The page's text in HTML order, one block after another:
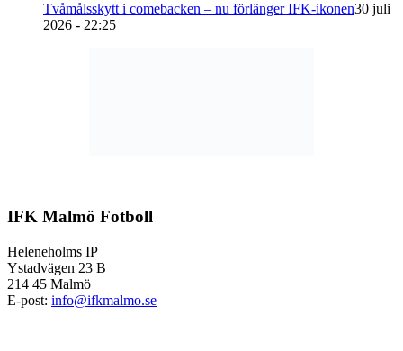
Tvåmålsskytt i comebacken – nu förlänger IFK-ikonen30 juli
2026 - 22:25
IFK Malmö Fotboll
Heleneholms IP
Ystadvägen 23 B
214 45 Malmö
E-post: info@ifkmalmo.se